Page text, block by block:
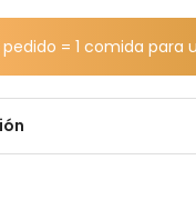
pedido = 1 comida